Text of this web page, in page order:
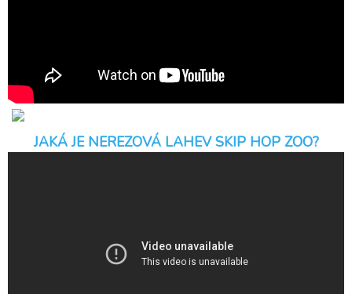
JAKÁ JE NEREZOVÁ LAHEV SKIP HOP ZOO?